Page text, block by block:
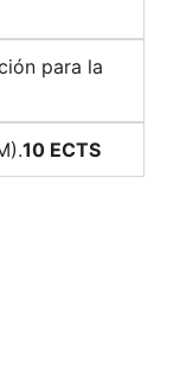
para la
10 ECTS